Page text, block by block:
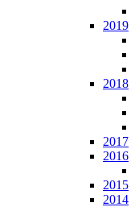
2019
2018
2017
2016
2015
2014